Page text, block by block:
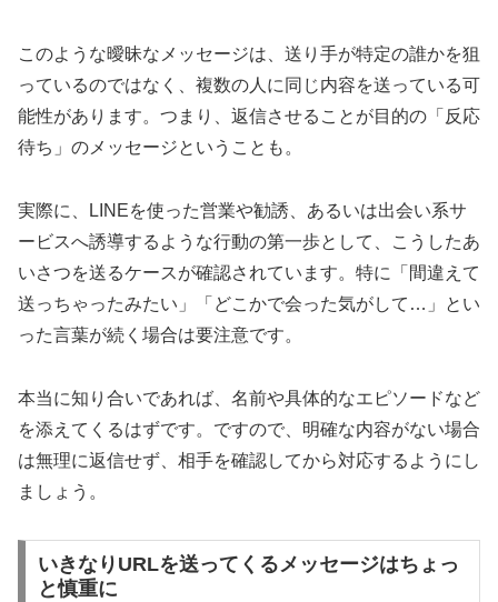
このような曖昧なメッセージは、送り手が特定の誰かを狙
っているのではなく、複数の人に同じ内容を送っている可
能性があります。つまり、返信させることが目的の「反応
待ち」のメッセージということも。
実際に、LINEを使った営業や勧誘、あるいは出会い系サ
ービスへ誘導するような行動の第一歩として、こうしたあ
いさつを送るケースが確認されています。特に「間違えて
送っちゃったみたい」「どこかで会った気がして…」とい
った言葉が続く場合は要注意です。
本当に知り合いであれば、名前や具体的なエピソードなど
を添えてくるはずです。ですので、明確な内容がない場合
は無理に返信せず、相手を確認してから対応するようにし
ましょう。
いきなりURLを送ってくるメッセージはちょっ
と慎重に